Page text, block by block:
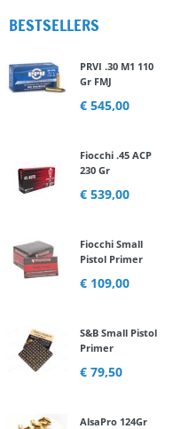
BESTSELLERS
PRVI .30 M1 110
Gr FMJ
€ 545,00
Fiocchi .45 ACP
230 Gr
€ 539,00
Fiocchi Small
Pistol Primer
€ 109,00
S&B Small Pistol
Primer
€ 79,50
AlsaPro 124Gr